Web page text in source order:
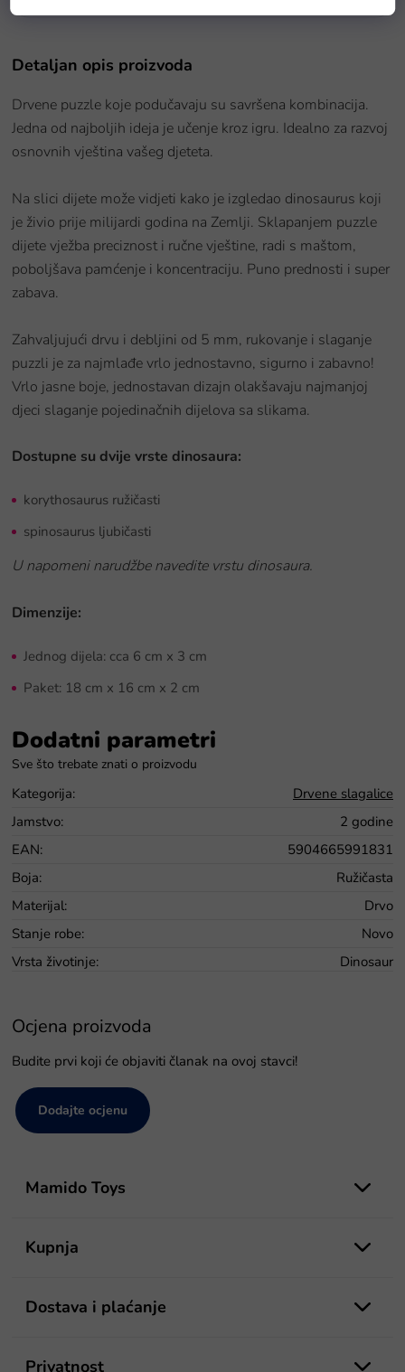
Detaljan opis proizvoda
Drvene puzzle koje podučavaju su savršena kombinacija.
Jedna od najboljih ideja je učenje kroz igru. Idealno za razvoj
osnovnih vještina vašeg djeteta.
Na slici dijete može vidjeti kako je izgledao dinosaurus koji
je živio prije milijardi godina na Zemlji. Sklapanjem puzzle
dijete vježba preciznost i ručne vještine, radi s maštom,
poboljšava pamćenje i koncentraciju. Puno prednosti i super
zabava.
Zahvaljujući drvu i debljini od 5 mm, rukovanje i slaganje
puzzli je za najmlađe vrlo jednostavno, sigurno i zabavno!
Vrlo jasne boje, jednostavan dizajn olakšavaju najmanjoj
djeci slaganje pojedinačnih dijelova sa slikama.
Dostupne su dvije vrste dinosaura:
korythosaurus ružičasti
spinosaurus ljubičasti
U napomeni narudžbe navedite vrstu dinosaura.
Dimenzije:
Jednog dijela: cca 6 cm x 3 cm
Paket: 18 cm x 16 cm x 2 cm
Dodatni parametri
Kategorija:
Drvene slagalice
Jamstvo:
2 godine
EAN:
5904665991831
Boja:
Ružičasta
Materijal:
Drvo
Stanje robe:
Novo
Vrsta životinje: Dinosaur
Ocjena proizvoda
Budite prvi koji će objaviti članak na ovoj stavci!
Dodajte ocjenu
Mamido Toys
Kupnja
Dostava i plaćanje
Privatnost